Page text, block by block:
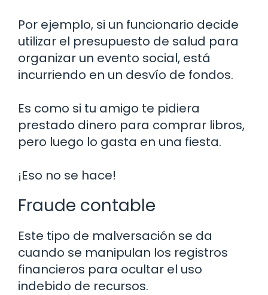
Por ejemplo, si un funcionario decide
utilizar el presupuesto de salud para
organizar un evento social, está
incurriendo en un desvío de fondos.
Es como si tu amigo te pidiera
prestado dinero para comprar libros,
pero luego lo gasta en una fiesta.
¡Eso no se hace!
Fraude contable
Este tipo de malversación se da
cuando se manipulan los registros
financieros para ocultar el uso
indebido de recursos.